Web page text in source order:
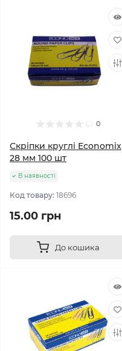
0
Скріпки круглі Economix
28 мм 100 шт
В наявності
Код товару: 18696
15.00 грн
До кошика